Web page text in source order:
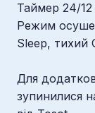
Таймер 24/
Режим
Sleep, тихий
Для
зупинилися